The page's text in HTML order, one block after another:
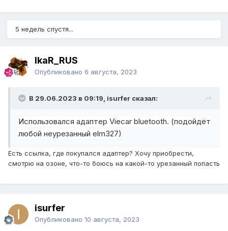
5 недель спустя...
IkaR_RUS
Опубликовано 6 августа, 2023
В 29.06.2023 в 09:19, isurfer сказал:
Использовался адаптер Viecar bluetooth. (подойдёт
любой неурезанный elm327)
Есть ссылка, где покупался адаптер? Хочу приобрести,
смотрю на озоне, что-то боюсь на какой-то урезанный попасть
isurfer
Опубликовано 10 августа, 2023